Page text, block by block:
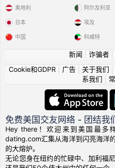
奥地利
日本
中国
阿尔及利亚
埃及
科威特
新闻 诈骗者|
Cookie和GDPR
广告| 关于我们
系我们
免费美国交友网络 - 团结我
Hey there！欢迎来到美国最多
dating.com汇集从海洋到闪亮海洋
的大熔炉。
无论您身在纽约的忙碌中、加利福